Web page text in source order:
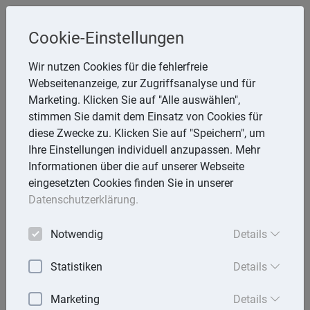
Melzer, StB
Storchsnest 6, 74535 Mainhardt
Telefon: 7903 7736
E-Mail:rathmann.melzer@t-online.de
Lexika
Volltext-Suche in den Lexika
Cookie-Einstellungen
Wir nutzen Cookies für die fehlerfreie
Webseitenanzeige, zur Zugriffsanalyse und für
Marketing. Klicken Sie auf "Alle auswählen",
stimmen Sie damit dem Einsatz von Cookies für
diese Zwecke zu. Klicken Sie auf "Speichern", um
Ihre Einstellungen individuell anzupassen. Mehr
Informationen über die auf unserer Webseite
eingesetzten Cookies finden Sie in unserer
Datenschutzerklärung.
Notwendig Details
Statistiken Details
Marketing Details